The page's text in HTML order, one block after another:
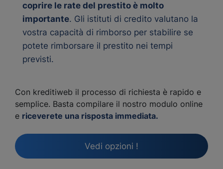
coprire le rate del prestito è molto
importante. Gli istituti di credito valutano la
vostra capacità di rimborso per stabilire se
potete rimborsare il prestito nei tempi
previsti.
Con kreditiweb il processo di richiesta è rapido e
semplice. Basta compilare il nostro modulo online
e riceverete una risposta immediata.
Vedi opzioni !